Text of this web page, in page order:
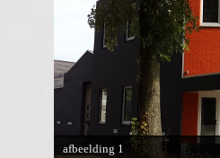
afbeelding 1